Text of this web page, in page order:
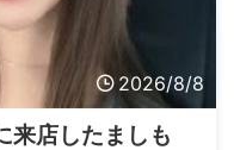
2026/8/8
来店したましも